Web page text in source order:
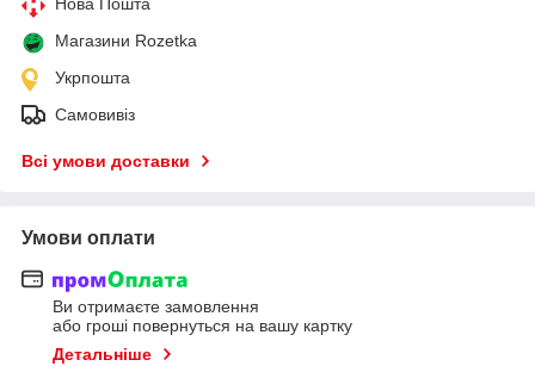
Магазини Rozetka
Укрпошта
Самовивіз
Всі умови доставки
Умови оплати
Ви отримаєте замовлення
або гроші повернуться на вашу картку
Детальніше